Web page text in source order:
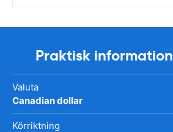
Praktisk information
Valuta
Canadian dollar
Körriktning